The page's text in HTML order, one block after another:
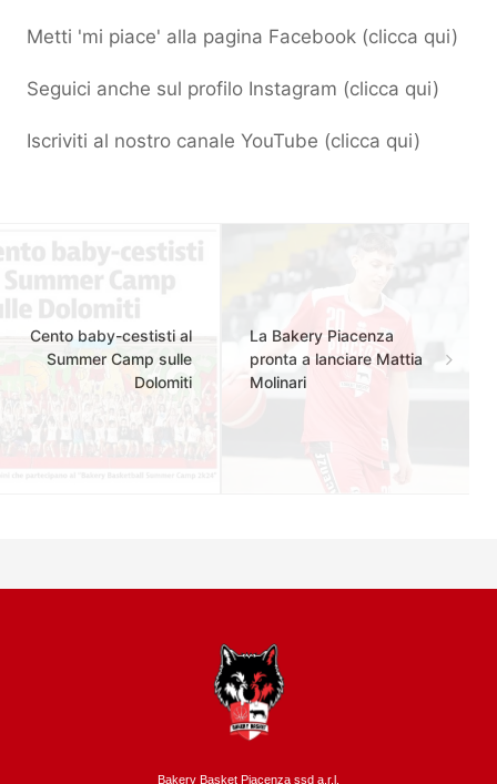
Metti 'mi piace' alla pagina Facebook (clicca qui)
Seguici anche sul profilo Instagram (clicca qui)
Iscriviti al nostro canale YouTube (clicca qui)
Cento baby-cestisti al
Summer Camp sulle
Dolomiti
La Bakery Piacenza
pronta a lanciare Mattia
Molinari
Bakery Basket Piacenza ssd a.r.l.